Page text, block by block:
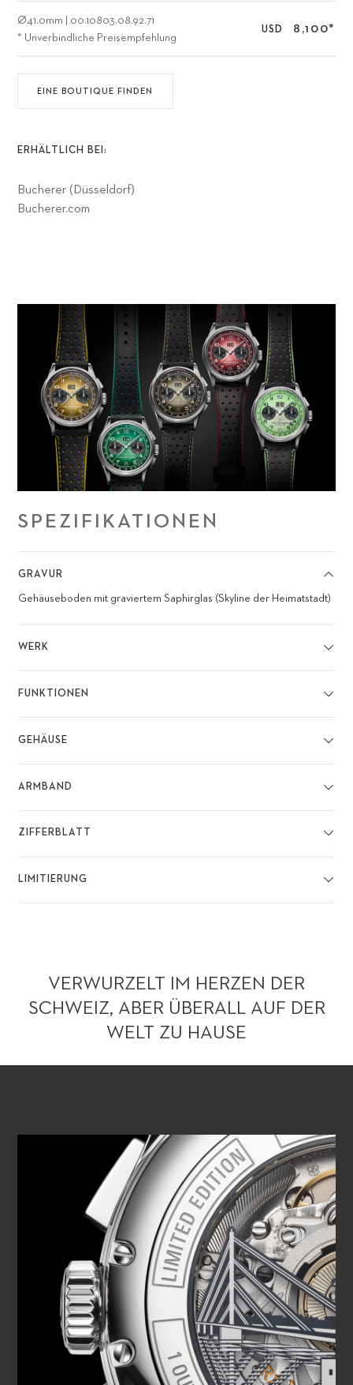
Ø41.0mm
00.10803.08.92.71
* Unverbindliche Preisempfehlung
USD 8,100*
EINE BOUTIQUE FINDEN
ERHÄLTLICH BEI:
Bucherer (Düsseldorf)
Bucherer.com
SPEZIFIKATIONEN
GRAVUR
Gehäuseboden mit graviertem Saphirglas (Skyline der Heimatstadt)
WERK
FUNKTIONEN
GEHÄUSE
ARMBAND
ZIFFERBLATT
LIMITIERUNG
VERWURZELT IM HERZEN DER
SCHWEIZ, ABER ÜBERALL AUF DER
WELT ZU HAUSE
VIDEO ABSPIELEN